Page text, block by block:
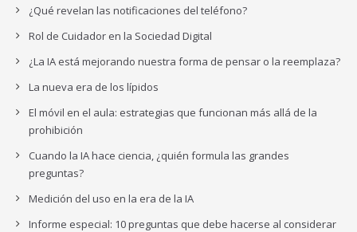
¿Qué revelan las notificaciones del teléfono?
Rol de Cuidador en la Sociedad Digital
¿La IA está mejorando nuestra forma de pensar o la reemplaza?
La nueva era de los lípidos
El móvil en el aula: estrategias que funcionan más allá de la
prohibición
Cuando la IA hace ciencia, ¿quién formula las grandes
preguntas?
Medición del uso en la era de la IA
Informe especial: 10 preguntas que debe hacerse al considerar